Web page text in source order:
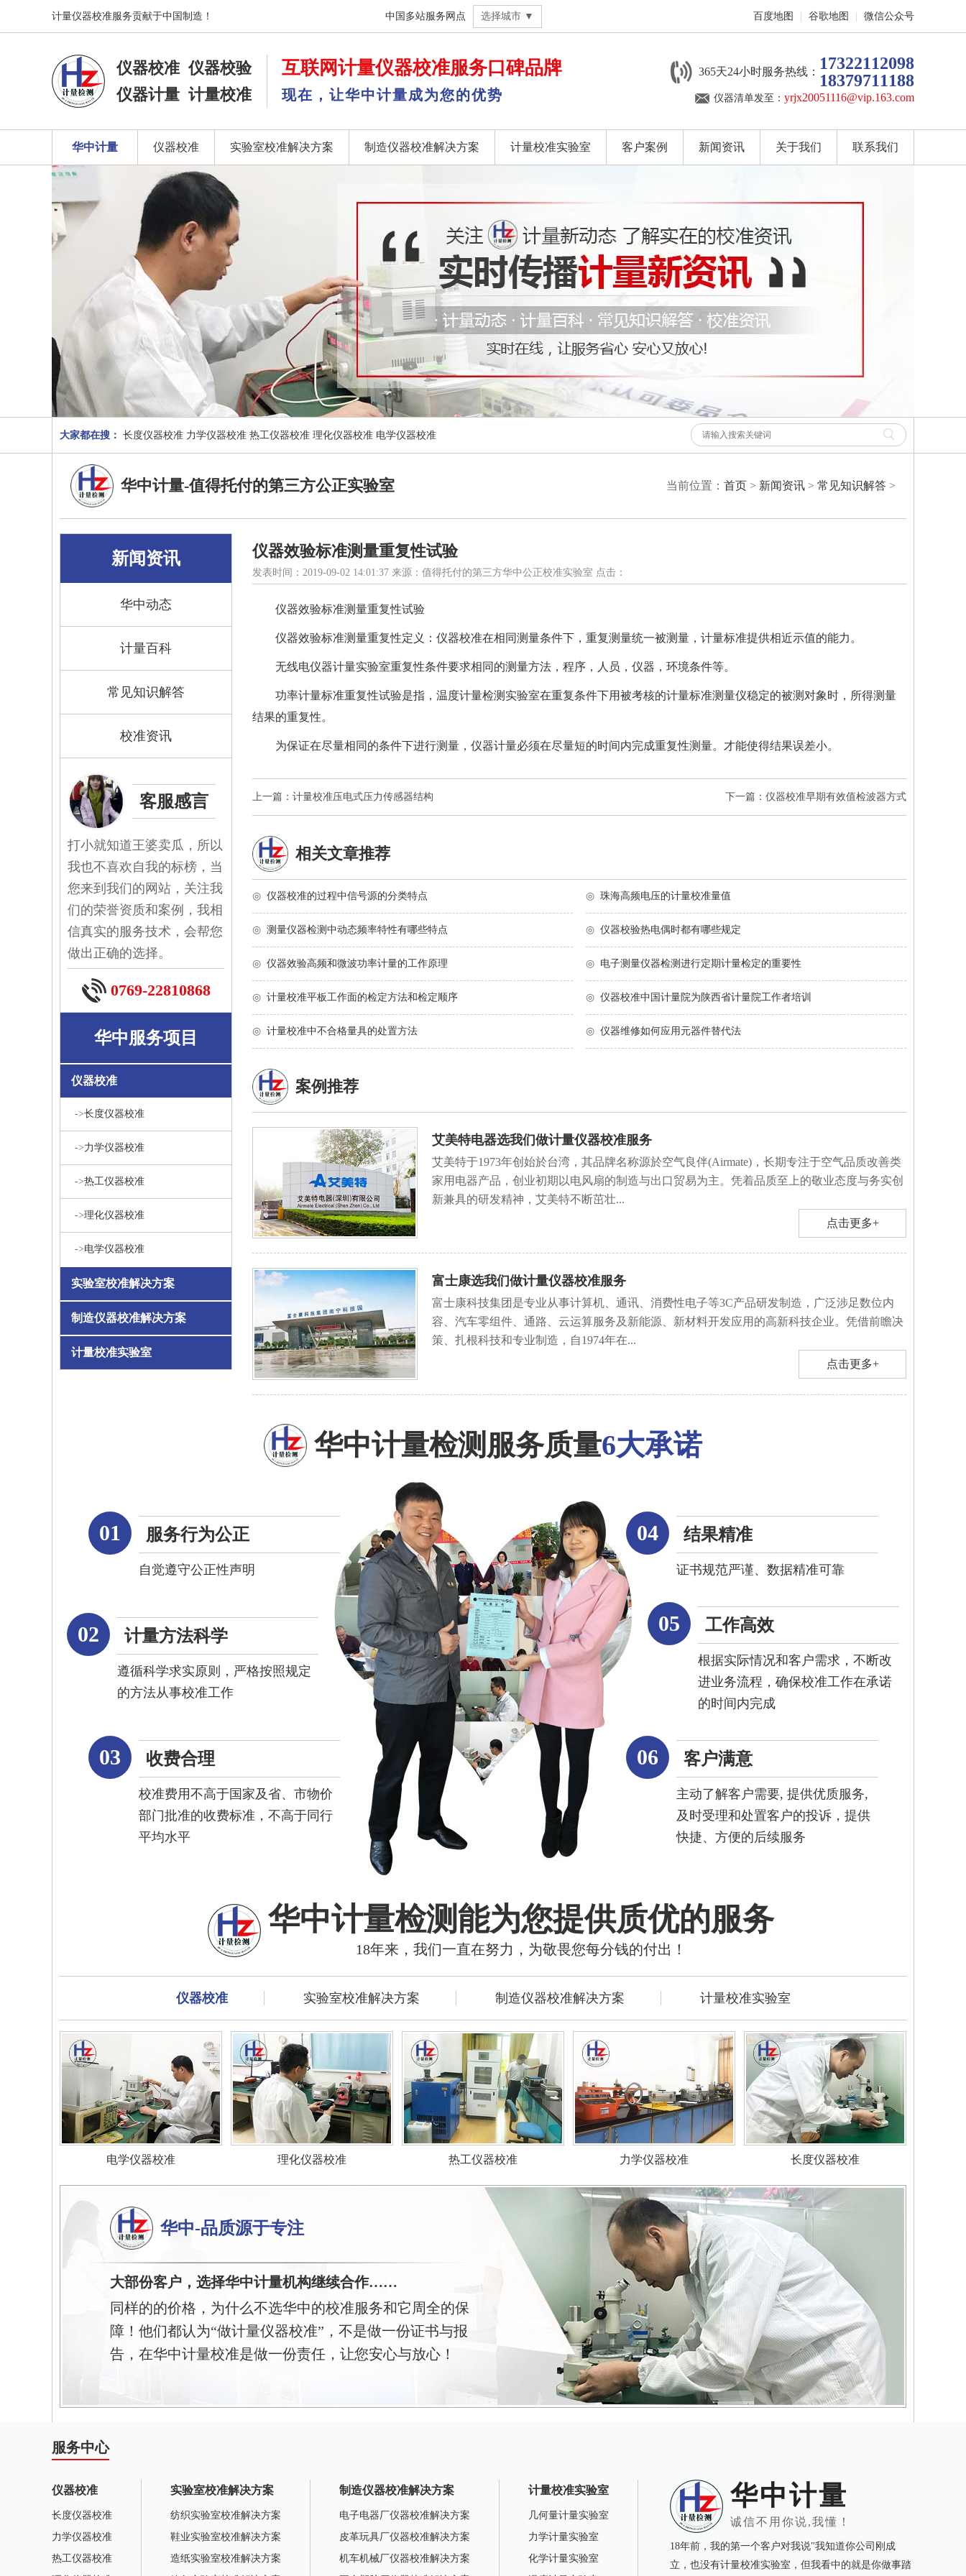
计量仪器校准服务贡献于中国制造！ 中国多站服务网点 选择城市 ▼ 百度地图 谷歌地图 微信公众号
仪器校准 仪器校验
仪器计量 计量校准
互联网计量仪器校准服务口碑品牌
现在，让华中计量成为您的优势
365天24小时服务热线： 17322112098
18379711188
仪器清单发至： yrjx20051116@vip.163.com
华中计量 仪器校准 实验室校准解决方案 制造仪器校准解决方案 计量校准实验室 客户案例 新闻资讯 关于我们 联系我们
大家都在搜： 长度仪器校准 力学仪器校准 热工仪器校准 理化仪器校准 电学仪器校准
当前位置： 首页 > 新闻资讯 > 常见知识解答 >
华中计量-值得托付的第三方公正实验室
新闻资讯
华中动态
计量百科
常见知识解答
校准资讯
客服感言
打小就知道王婆卖瓜，所以
我也不喜欢自我的标榜，当
您来到我们的网站，关注我
们的荣誉资质和案例，我相
信真实的服务技术，会帮您
做出正确的选择。
0769-22810868
华中服务项目
仪器校准
->长度仪器校准
->力学仪器校准
->热工仪器校准
->理化仪器校准
->电学仪器校准
实验室校准解决方案
制造仪器校准解决方案
计量校准实验室
仪器效验标准测量重复性试验
发表时间：2019-09-02 14:01:37 来源：值得托付的第三方华中公正校准实验室 点击：
仪器效验标准测量重复性试验
仪器效验标准测量重复性定义： 仪器校准在相同测量条件下，重复测量统一被测量，计量标准提供相近示值的能力。
无线电仪器计量实验室重复性条件要求相同的测量方法，程序，人员，仪器，环境条件等。
功率计量标准重复性试验是指， 温度计量检测实验室在重复条件下用被考核的计量标准测量仪稳定的被测对象时，所得测量
结果的重复性。
为保证在尽量相同的条件下进行测量， 仪器计量必须在尽量短的时间内完成重复性测量。才能使得结果误差小。
下一篇：仪器校准早期有效值检波器方式
上一篇：计量校准压电式压力传感器结构
相关文章推荐
◎ 仪器校准的过程中信号源的分类特点 ◎ 珠海高频电压的计量校准量值
◎ 测量仪器检测中动态频率特性有哪些特点 ◎ 仪器校验热电偶时都有哪些规定
◎ 仪器效验高频和微波功率计量的工作原理 ◎ 电子测量仪器检测进行定期计量检定的重要性
◎ 计量校准平板工作面的检定方法和检定顺序 ◎ 仪器校准中国计量院为陕西省计量院工作者培训
◎ 计量校准中不合格量具的处置方法 ◎ 仪器维修如何应用元器件替代法
案例推荐
艾美特电器选我们做计量仪器校准服务
艾美特于1973年创始於台湾，其品牌名称源於空气良伴(Airmate)，长期专注于空气品质改善类
家用电器产品，创业初期以电风扇的制造与出口贸易为主。凭着品质至上的敬业态度与务实创
新兼具的研发精神，艾美特不断茁壮...
点击更多+
富士康选我们做计量仪器校准服务
富士康科技集团是专业从事计算机、通讯、消费性电子等3C产品研发制造，广泛涉足数位内
容、汽车零组件、通路、云运算服务及新能源、新材料开发应用的高新科技企业。凭借前瞻决
策、扎根科技和专业制造，自1974年在...
点击更多+
华中计量检测服务质量6大承诺
01 服务行为公正
自觉遵守公正性声明
02 计量方法科学
遵循科学求实原则，严格按照规定
的方法从事校准工作
03 收费合理
校准费用不高于国家及省、市物价
部门批准的收费标准，不高于同行
平均水平
04 结果精准
证书规范严谨、数据精准可靠
05 工作高效
根据实际情况和客户需求，不断改
进业务流程，确保校准工作在承诺
的时间内完成
06 客户满意
主动了解客户需要, 提供优质服务,
及时受理和处置客户的投诉，提供
快捷、方便的后续服务
华中计量检测能为您提供质优的服务
18年来，我们一直在努力，为敬畏您每分钱的付出！
仪器校准 实验室校准解决方案 制造仪器校准解决方案 计量校准实验室
电学仪器校准 理化仪器校准 热工仪器校准 力学仪器校准 长度仪器校准
华中-品质源于专注
大部份客户，选择华中计量机构继续合作……
同样的的价格，为什么不选华中的校准服务和它周全的保
障！他们都认为“做计量仪器校准”，不是做一份证书与报
告，在华中计量校准是做一份责任，让您安心与放心！
服务中心
仪器校准
长度仪器校准
力学仪器校准
热工仪器校准
实验室校准解决方案
纺织实验室校准解决方案
鞋业实验室校准解决方案
造纸实验室校准解决方案
制造仪器校准解决方案
电子电器厂仪器校准解决方案
皮革玩具厂仪器校准解决方案
机车机械厂仪器校准解决方案
计量校准实验室
几何量计量实验室
力学计量实验室
化学计量实验室
华中计量
诚信不用你说,我懂！
18年前，我的第一个客户对我说"我知道你公司刚成
立，也没有计量校准实验室，但我看中的就是你做事踏